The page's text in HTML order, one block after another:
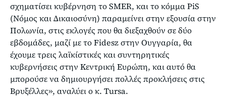
σχηματίσει κυβέρνηση το SMER, και το κόμμα PiS
(Νόμος και Δικαιοσύνη) παραμείνει στην εξουσία στην
Πολωνία, στις εκλογές που θα διεξαχθούν σε δύο
εβδομάδες, μαζί με το Fidesz στην Ουγγαρία, θα
έχουμε τρεις λαϊκίστικές και συντηρητικές
κυβερνήσεις στην Κεντρική Ευρώπη, και αυτό θα
μπορούσε να δημιουργήσει πολλές προκλήσεις στις
Βρυξέλλες», αναλύει ο κ. Tursa.